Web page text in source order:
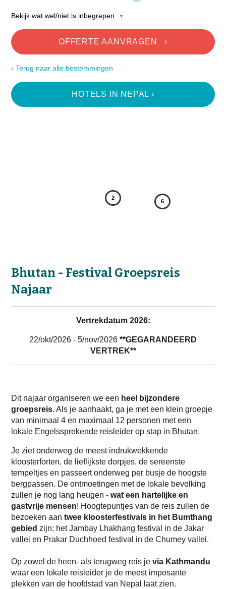
Reisvoorwaarden
Bekijk wat wel/niet is inbegrepen ›
OFFERTE AANVRAGEN ›
‹ Terug naar alle bestemmingen
HOTELS IN NEPAL ›
2
6
Bhutan - Festival Groepsreis
Najaar
Vertrekdatum 2026:
22/okt/2026 - 5/nov/2026 **GEGARANDEERD
VERTREK**
Dit najaar organiseren we een heel bijzondere
groepsreis. Als je aanhaakt, ga je met een klein groepje
van minimaal 4 en maximaal 12 personen met een
lokale Engelssprekende reisleider op stap in Bhutan.
Je ziet onderweg de meest indrukwekkende
kloosterforten, de lieflijkste dorpjes, de sereenste
tempeltjes en passeert onderweg per busje de hoogste
bergpassen. De ontmoetingen met de lokale bevolking
zullen je nog lang heugen -wat een hartelijke en
gastvrije mensen! Hoogtepuntjes van de reis zullen de
bezoeken aantwee kloosterfestivals in het Bumthang
gebied zijn: het Jambay Lhakhang festival in de Jakar
vallei en Prakar Duchhoed festival in de Chumey vallei.
Op zowel de heen- als terugweg reis je via Kathmandu
waar een lokale reisleider je de meest imposante
plekken van de hoofdstad van Nepal laat zien.